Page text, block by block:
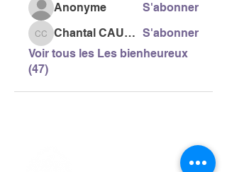
Anonyme
S'abonner
Chantal CAUSSE Chantal CAUSSE S'abonner
Voir tous les Les bienheureux
(47)